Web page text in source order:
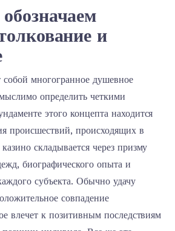
и
собой многогранное душевное
определить четкими
этого концепта находится
происшествий, происходящих в
складывается через призму
биографического опыта и
субъекта. Обычно удачу
совпадение
влечет к позитивным последствиям